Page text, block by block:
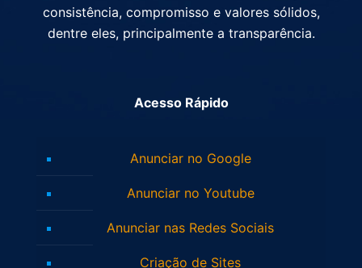
consistência, compromisso e valores sólidos,
dentre eles, principalmente a transparência.
Acesso Rápido
Anunciar no Google
Anunciar no Youtube
Anunciar nas Redes Sociais
Criação de Sites